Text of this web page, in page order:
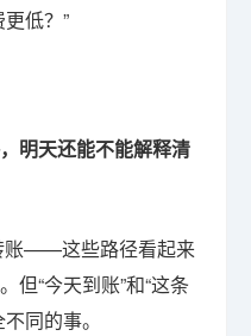
低？”
明天还能不能解释清
账——这些路径看起来
但“今天到账”和“这条
同的事。